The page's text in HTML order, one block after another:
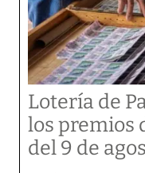
Lotería de
los premios
del 9 de